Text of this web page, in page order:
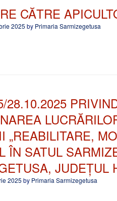
CĂTRE
2025 by Primaria Sarmizegetusa
28.10.2025
„REABILITARE,
ÎN SATUL
JUDEȚUL
2025 by Primaria Sarmizegetusa